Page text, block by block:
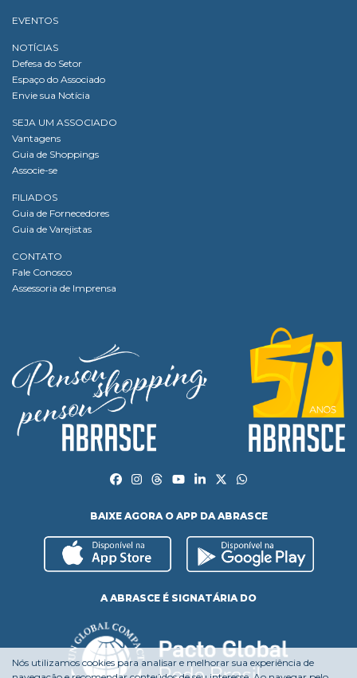
EVENTOS
NOTÍCIAS
Defesa do Setor
Espaço do Associado
Envie sua Notícia
SEJA UM ASSOCIADO
Vantagens
Guia de Shoppings
Associe-se
FILIADOS
Guia de Fornecedores
Guia de Varejistas
CONTATO
Fale Conosco
Assessoria de Imprensa
BAIXE AGORA O APP DA ABRASCE
A ABRASCE É SIGNATÁRIA DO
Nós utilizamos cookies para analisar e melhorar sua experiência de